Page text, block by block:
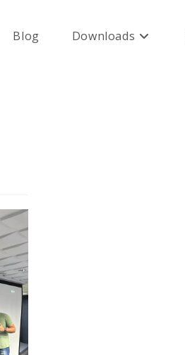
Blog Downloads